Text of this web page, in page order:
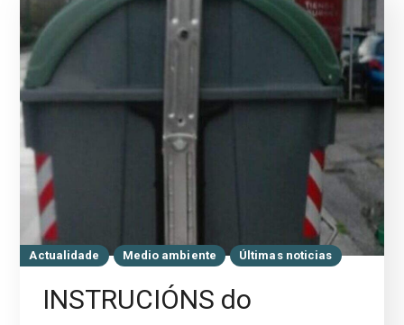
Actualidade Medio ambiente Últimas noticias
INSTRUCIÓNS do